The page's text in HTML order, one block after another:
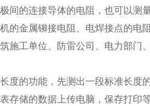
间的连接导体的电阻，也可以测
的金属铆接电阻、电焊接点的电
施工单位、防雷公司、电力部门
度的功能，先测出一段标准长度
存储的数据上传电脑，保存打印等